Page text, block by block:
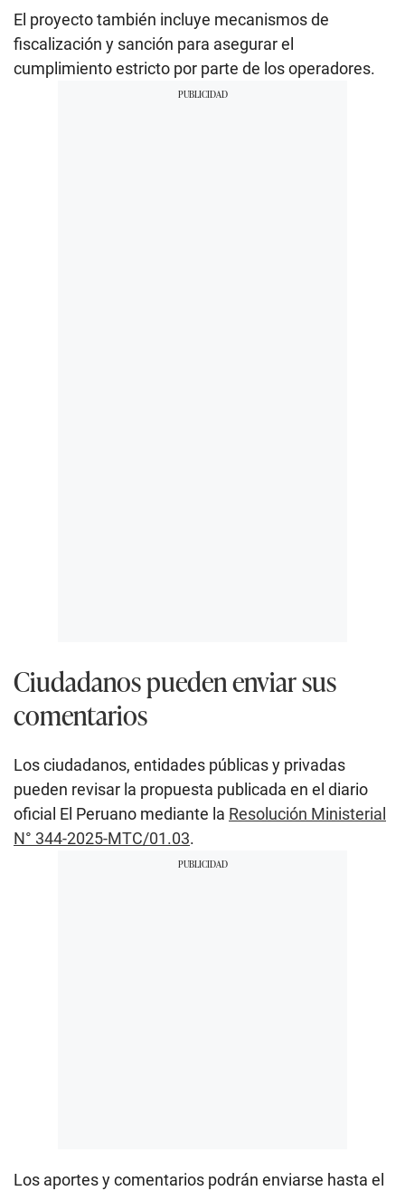
El proyecto también incluye mecanismos de
fiscalización y sanción para asegurar el
cumplimiento estricto por parte de los operadores.
Ciudadanos pueden enviar sus
comentarios
Los ciudadanos, entidades públicas y privadas
pueden revisar la propuesta publicada en el diario
oficial El Peruano mediante la Resolución Ministerial
N° 344-2025-MTC/01.03.
Los aportes y comentarios podrán enviarse hasta el